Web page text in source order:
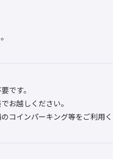
です。
お越しください。
コインパーキング等をご利用